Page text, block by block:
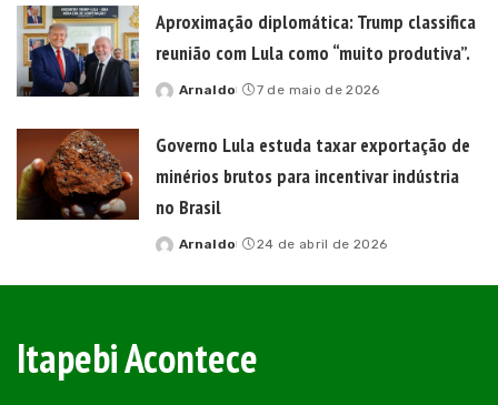
Aproximação diplomática: Trump classifica
reunião com Lula como “muito produtiva”.
Posted
Arnaldo 7 de maio de 2026
Governo Lula estuda taxar exportação de
minérios brutos para incentivar indústria
no Brasil
Posted
Arnaldo 24 de abril de 2026
Itapebi Acontece